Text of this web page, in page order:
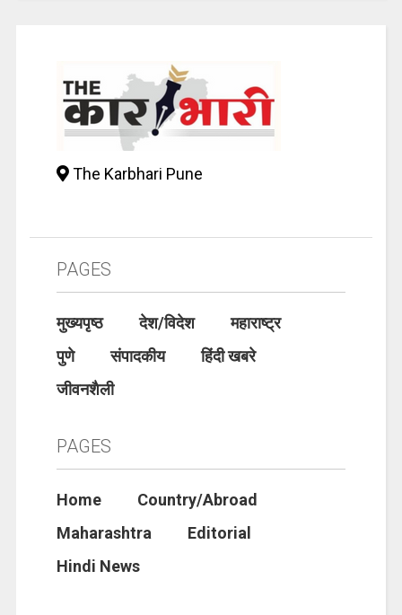
The Karbhari Pune
PAGES
मुख्यपृष्ठ देश/विदेश
महाराष्ट्र
पुणे
संपादकीय
हिंदी खबरे
जीवनशैली
PAGES
Home
Country/Abroad
Maharashtra
Editorial
Hindi News